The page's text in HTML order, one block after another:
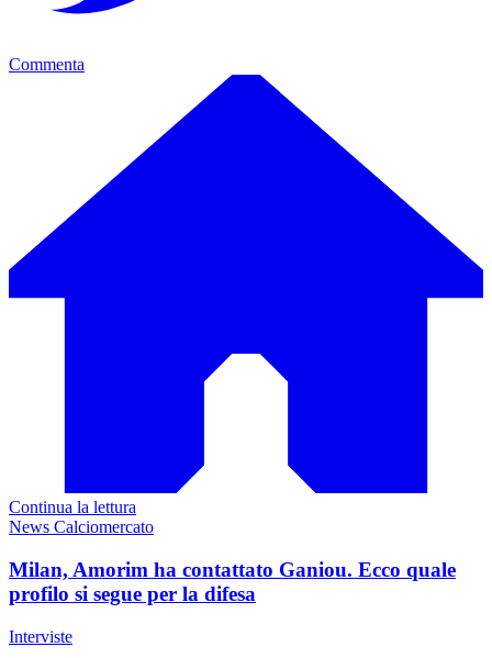
Commenta
Continua la lettura
News Calciomercato
Milan, Amorim ha contattato Ganiou. Ecco quale
profilo si segue per la difesa
Interviste